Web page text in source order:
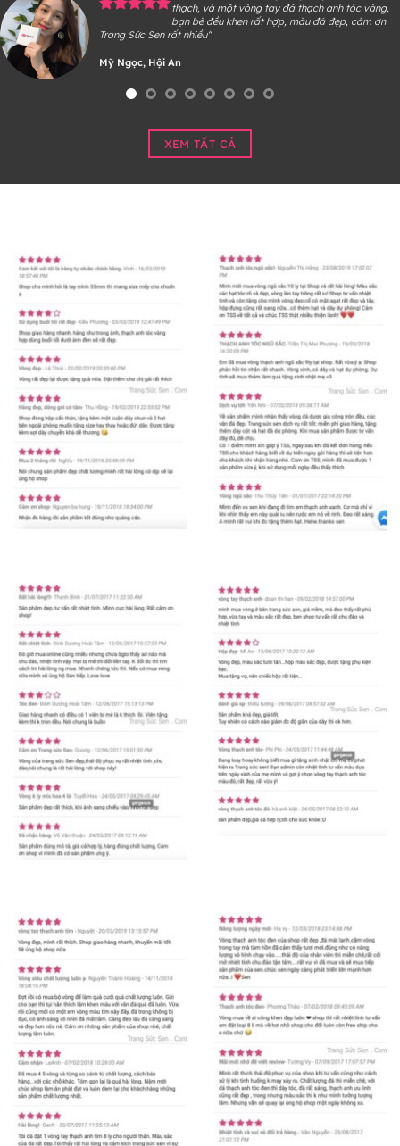
thạch, và một vòng tay đá thạch anh tóc vàng,
bạn bè đều khen rất hợp, màu đá đẹp, cám ơn
Trang Sức Sen rất nhiều“
Mỹ Ngọc, Hội An
XEM TẤT CẢ